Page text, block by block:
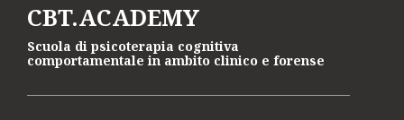
CBT.ACADEMY
Scuola di psicoterapia cognitiva
comportamentale in ambito clinico e forense